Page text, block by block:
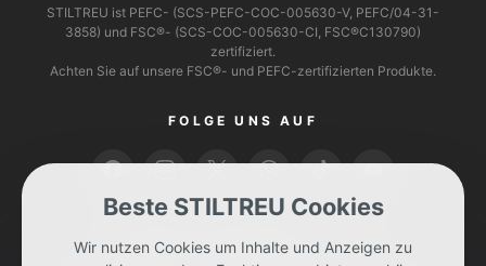
STILTREU ist PEFC- (SCS-PEFC-COC-005630-V, PEFC/04-31-
3858) und FSC®- (SCS-COC-005630-CI, FSC®C130790)
zertifiziert.
Achten Sie auf unsere FSC®- und PEFC-zertifizierten Produkte.
FOLGE UNS AUF
Beste STILTREU Cookies
Wir nutzen Cookies um Inhalte und Anzeigen zu